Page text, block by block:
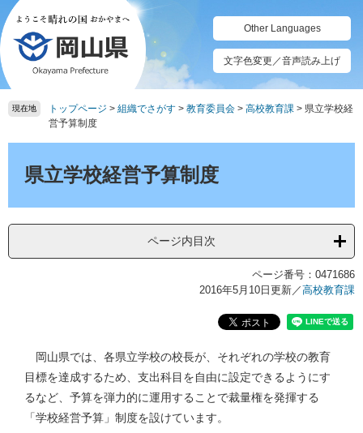
ペ
ー
ジ
の
先
頭
メ
ニ
ュ
ー
を
飛
て
Other Languages
文字色変更／音声読み上げ
現在地 トップページ > 組織でさがす > 教育委員会 > 高校教育課 > 県立学校経
営予算制度
県立学校経営予算制度
ページ内目次
ページ番号：0471686
2016年5月10日更新／高校教育課
岡山県では、各県立学校の校長が、それぞれの学校の教育
目標を達成するため、支出科目を自由に設定できるようにす
るなど、予算を弾力的に運用することで裁量権を発揮する
「学校経営予算」制度を設けています。